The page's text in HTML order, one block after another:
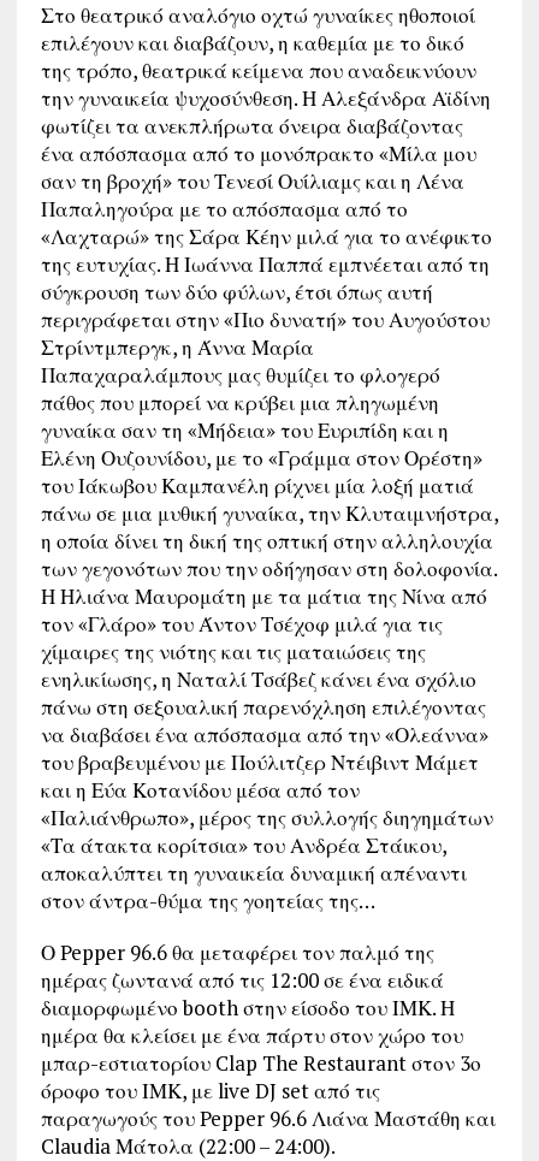
Στο θεατρικό αναλόγιο οχτώ γυναίκες ηθοποιοί
επιλέγουν και διαβάζουν, η καθεμία με το δικό
της τρόπο, θεατρικά κείμενα που αναδεικνύουν
την γυναικεία ψυχοσύνθεση. Η Αλεξάνδρα Αϊδίνη
φωτίζει τα ανεκπλήρωτα όνειρα διαβάζοντας
ένα απόσπασμα από το μονόπρακτο «Μίλα μου
σαν τη βροχή» του Τενεσί Ουίλιαμς και η Λένα
Παπαληγούρα με το απόσπασμα από το
«Λαχταρώ» της Σάρα Κέην μιλά για το ανέφικτο
της ευτυχίας. Η Ιωάννα Παππά εμπνέεται από τη
σύγκρουση των δύο φύλων, έτσι όπως αυτή
περιγράφεται στην «Πιο δυνατή» του Αυγούστου
Στρίντμπεργκ, η Άννα Μαρία
Παπαχαραλάμπους μας θυμίζει το φλογερό
πάθος που μπορεί να κρύβει μια πληγωμένη
γυναίκα σαν τη «Μήδεια» του Ευριπίδη και η
Ελένη Ουζουνίδου, με το «Γράμμα στον Ορέστη»
του Ιάκωβου Καμπανέλη ρίχνει μία λοξή ματιά
πάνω σε μια μυθική γυναίκα, την Κλυταιμνήστρα,
η οποία δίνει τη δική της οπτική στην αλληλουχία
των γεγονότων που την οδήγησαν στη δολοφονία.
Η Ηλιάνα Μαυρομάτη με τα μάτια της Νίνα από
τον «Γλάρο» του Άντον Τσέχοφ μιλά για τις
χίμαιρες της νιότης και τις ματαιώσεις της
ενηλικίωσης, η Ναταλί Τσάβεζ κάνει ένα σχόλιο
πάνω στη σεξουαλική παρενόχληση επιλέγοντας
να διαβάσει ένα απόσπασμα από την «Ολεάννα»
του βραβευμένου με Πούλιτζερ Ντέιβιντ Μάμετ
και η Εύα Κοτανίδου μέσα από τον
«Παλιάνθρωπο», μέρος της συλλογής διηγημάτων
«Τα άτακτα κορίτσια» του Ανδρέα Στάικου,
αποκαλύπτει τη γυναικεία δυναμική απέναντι
στον άντρα-θύμα της γοητείας της…
Ο Pepper 96.6 θα μεταφέρει τον παλμό της
ημέρας ζωντανά από τις 12:00 σε ένα ειδικά
διαμορφωμένο booth στην είσοδο του ΙΜΚ. Η
ημέρα θα κλείσει με ένα πάρτυ στον χώρο του
μπαρ-εστιατορίου Clap The Restaurant στον 3ο
όροφο του ΙΜΚ, με live DJ set από τις
παραγωγούς του Pepper 96.6 Λιάνα Μαστάθη και
Claudia Μάτολα (22:00 – 24:00).